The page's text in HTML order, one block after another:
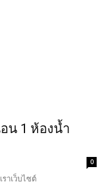
น 1 ห้องน้ำ
0
าเว็บไซต์